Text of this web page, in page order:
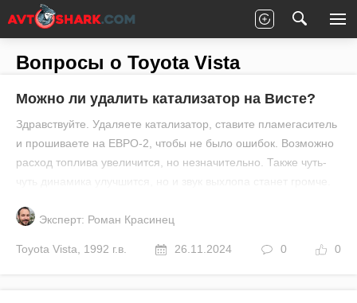
Главная Все вопросы Vista
Вопросы о Toyota Vista
Можно ли удалить катализатор на Висте?
Здравствуйте. Удаляете катализатор, ставите пламегаситель
и прошиваете на ЕВРО-2, чтобы не было ошибок. Возможно
расход топлива увеличится, но незначительно. Также чуть-
Эксперт: Роман Красинец
Toyota Vista 1992 г.в. 26.11.2024 0 0